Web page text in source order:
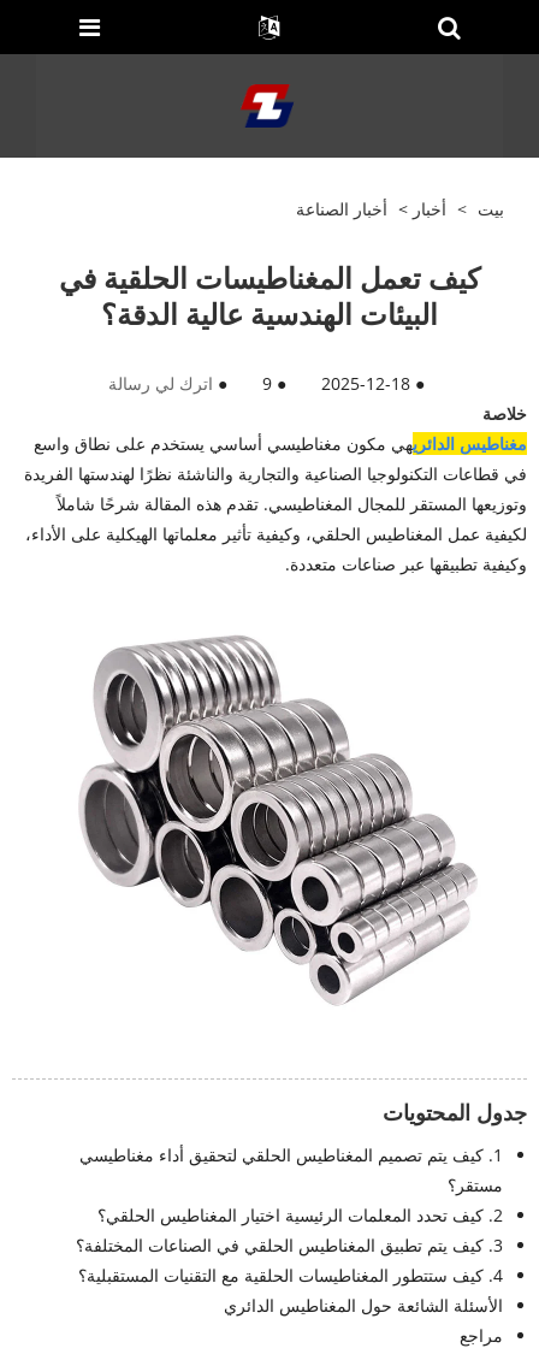
بيت > أخبار > أخبار الصناعة
كيف تعمل المغناطيسات الحلقية في
البيئات الهندسية عالية الدقة؟
●
2025-12-18
●
9
● اترك لي رسالة
خلاصة
مغناطيس الدائريهي مكون مغناطيسي أساسي يستخدم على نطاق واسع
في قطاعات التكنولوجيا الصناعية والتجارية والناشئة نظرًا لهندستها الفريدة
وتوزيعها المستقر للمجال المغناطيسي. تقدم هذه المقالة شرحًا شاملاً
لكيفية عمل المغناطيس الحلقي، وكيفية تأثير معلماتها الهيكلية على الأداء،
وكيفية تطبيقها عبر صناعات متعددة.
جدول المحتويات
1. كيف يتم تصميم المغناطيس الحلقي لتحقيق أداء مغناطيسي
مستقر؟
2. كيف تحدد المعلمات الرئيسية اختيار المغناطيس الحلقي؟
3. كيف يتم تطبيق المغناطيس الحلقي في الصناعات المختلفة؟
4. كيف ستتطور المغناطيسات الحلقية مع التقنيات المستقبلية؟
الأسئلة الشائعة حول المغناطيس الدائري
مراجع